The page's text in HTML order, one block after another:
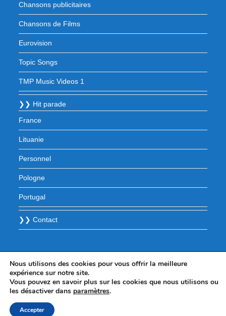
Chansons publicitaires
Chansons de Films
Eurovision
Topic Songs
TMP Music Videos 1
❯❯ Hit parade
France
Lituanie
Personnel
Pologne
Portugal
❯❯ Contact
Nous utilisons des cookies pour vous offrir la meilleure
expérience sur notre site.
Vous pouvez en savoir plus sur les cookies que nous utilisons ou
les désactiver dans paramètres.
Accepter